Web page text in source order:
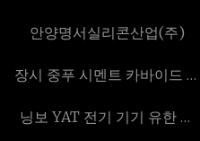
안양명서실리콘산업(주)
장시 중푸 시멘트 카바이드 주
닝보 YAT 전기 기기 유한 공